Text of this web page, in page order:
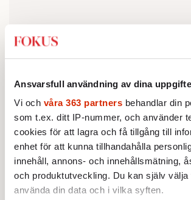
Ansvarsfull användning av dina
Vi och våra 363 partners behandlar din
som t.ex. ditt IP-nummer, och använder
cookies för att lagra och få tillgång till
enhet för att kunna tillhandahålla
innehåll, annons- och innehållsmätning,
och produktutveckling. Du kan själv
använda din data och i vilka syften.
Förutom att hon hade svårt att
egen story var arbetet
av materialets omfång. I början